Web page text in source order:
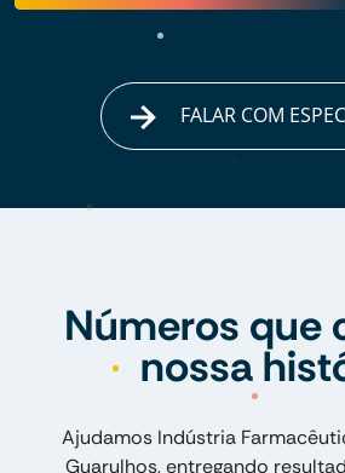
FALAR COM
Números que
nossa
Ajudamos Indústria
Guarulhos, entregando